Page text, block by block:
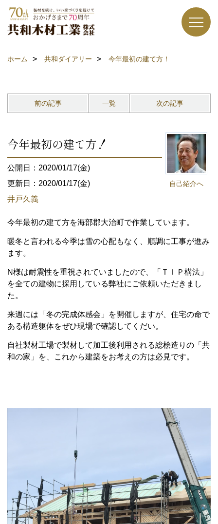
ホーム 共和ダイアリー 今年最初の建て方！
前の記事 一覧 次の記事
自己紹介へ
今年最初の建て方！
公開日：2020/01/17(金)
更新日：2020/01/17(金)
井戸久義
今年最初の建て方を海部郡大治町で作業しています。
暖冬と言われる今季は雪の心配もなく、順調に工事が進み
ます。
N様は耐震性を重視されていましたので、「ＴＩＰ構法」
を全ての建物に採用している弊社にご依頼いただきまし
た。
来週には「冬の完成体感会」を開催しますが、住宅の命で
ある構造躯体をぜひ現場で確認してくだい。
自社製材工場で製材して加工後利用される総桧造りの「共
和の家」を、これから建築をお考えの方は必見です。